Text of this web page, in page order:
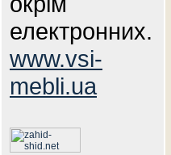
електронних.
www.vsi-
mebli.ua